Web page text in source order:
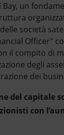
Bay, un
società
Officer”
il compito di
degli
dei
del capitale
con